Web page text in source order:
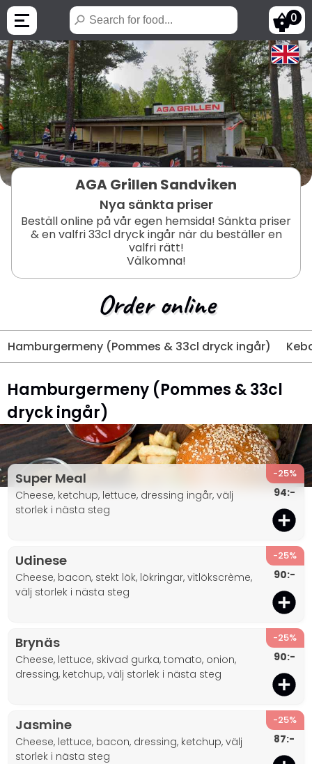
0
AGA Grillen Sandviken
Nya sänkta priser
Beställ online på vår egen hemsida! Sänkta priser
& en valfri 33cl dryck ingår när du beställer en
valfri rätt!
Välkomna!
Order online
Hamburgermeny (Pommes & 33cl dryck ingår)
Hamburgermeny (Pommes & 33cl
dryck ingår)
Super Meal
cheese, ketchup, lettuce, dressing ingår, välj
storlek i nästa steg
-25%
94:-
Udinese
cheese, bacon, stekt lök, lökringar, vitlökscrème,
välj storlek i nästa steg
-25%
90:-
Brynäs
cheese, lettuce, skivad gurka, tomato, onion,
dressing, ketchup, välj storlek i nästa steg
-25%
90:-
Jasmine
cheese, lettuce, bacon, dressing, ketchup, välj
storlek i nästa steg
-25%
87:-